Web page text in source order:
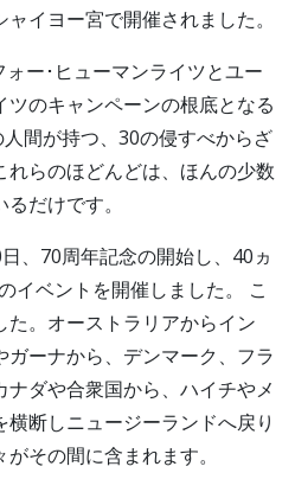
イヨー宮で開催されました。
ー･ヒューマンライツとユー
ツのキャンペーンの根底となる
間が持つ、30の侵すべからざ
れらのほどんどは、ほんの少数
だけです。
、70周年記念の開始し、40ヵ
イベントを開催しました。 こ
。オーストラリアからイン
ガーナから、デンマーク、フラ
ダや合衆国から、ハイチやメ
断しニュージーランドへ戻り
その間に含まれます。